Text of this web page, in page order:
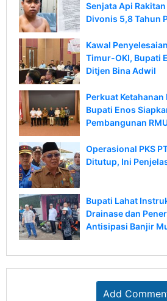
Senjata Api
Divonis 5,8 Tahun
Kawal
Timur-OKI, Bupati
Ditjen Bina Adwil
Perkuat Ketahanan
Bupati Enos
Pembangunan
Operasional PKS
Ditutup, Ini
Bupati Lahat
Drainase dan
Antisipasi Banjir
Add